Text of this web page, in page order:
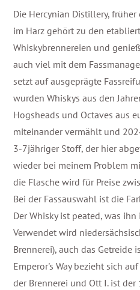
Die Hercynian Distillery,
im Harz gehört zu den
Whiskybrennereien und
auch viel mit dem
setzt auf ausgeprägte
wurden Whiskys aus den
Hogsheads und Octaves aus
miteinander vermählt und
3-7jähriger Stoff, der hier
wieder bei meinem Problem
die Flasche wird für Preise
Bei der Fassauswahl ist die
Der Whisky ist peated, was
Verwendet wird
Brennerei), auch das Getreide
Emperor's Way bezieht sich
der Brennerei und Ott I. ist